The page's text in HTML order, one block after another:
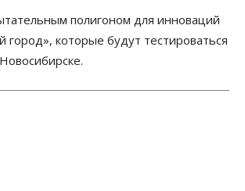
полигоном для инноваций
которые будут тестироваться